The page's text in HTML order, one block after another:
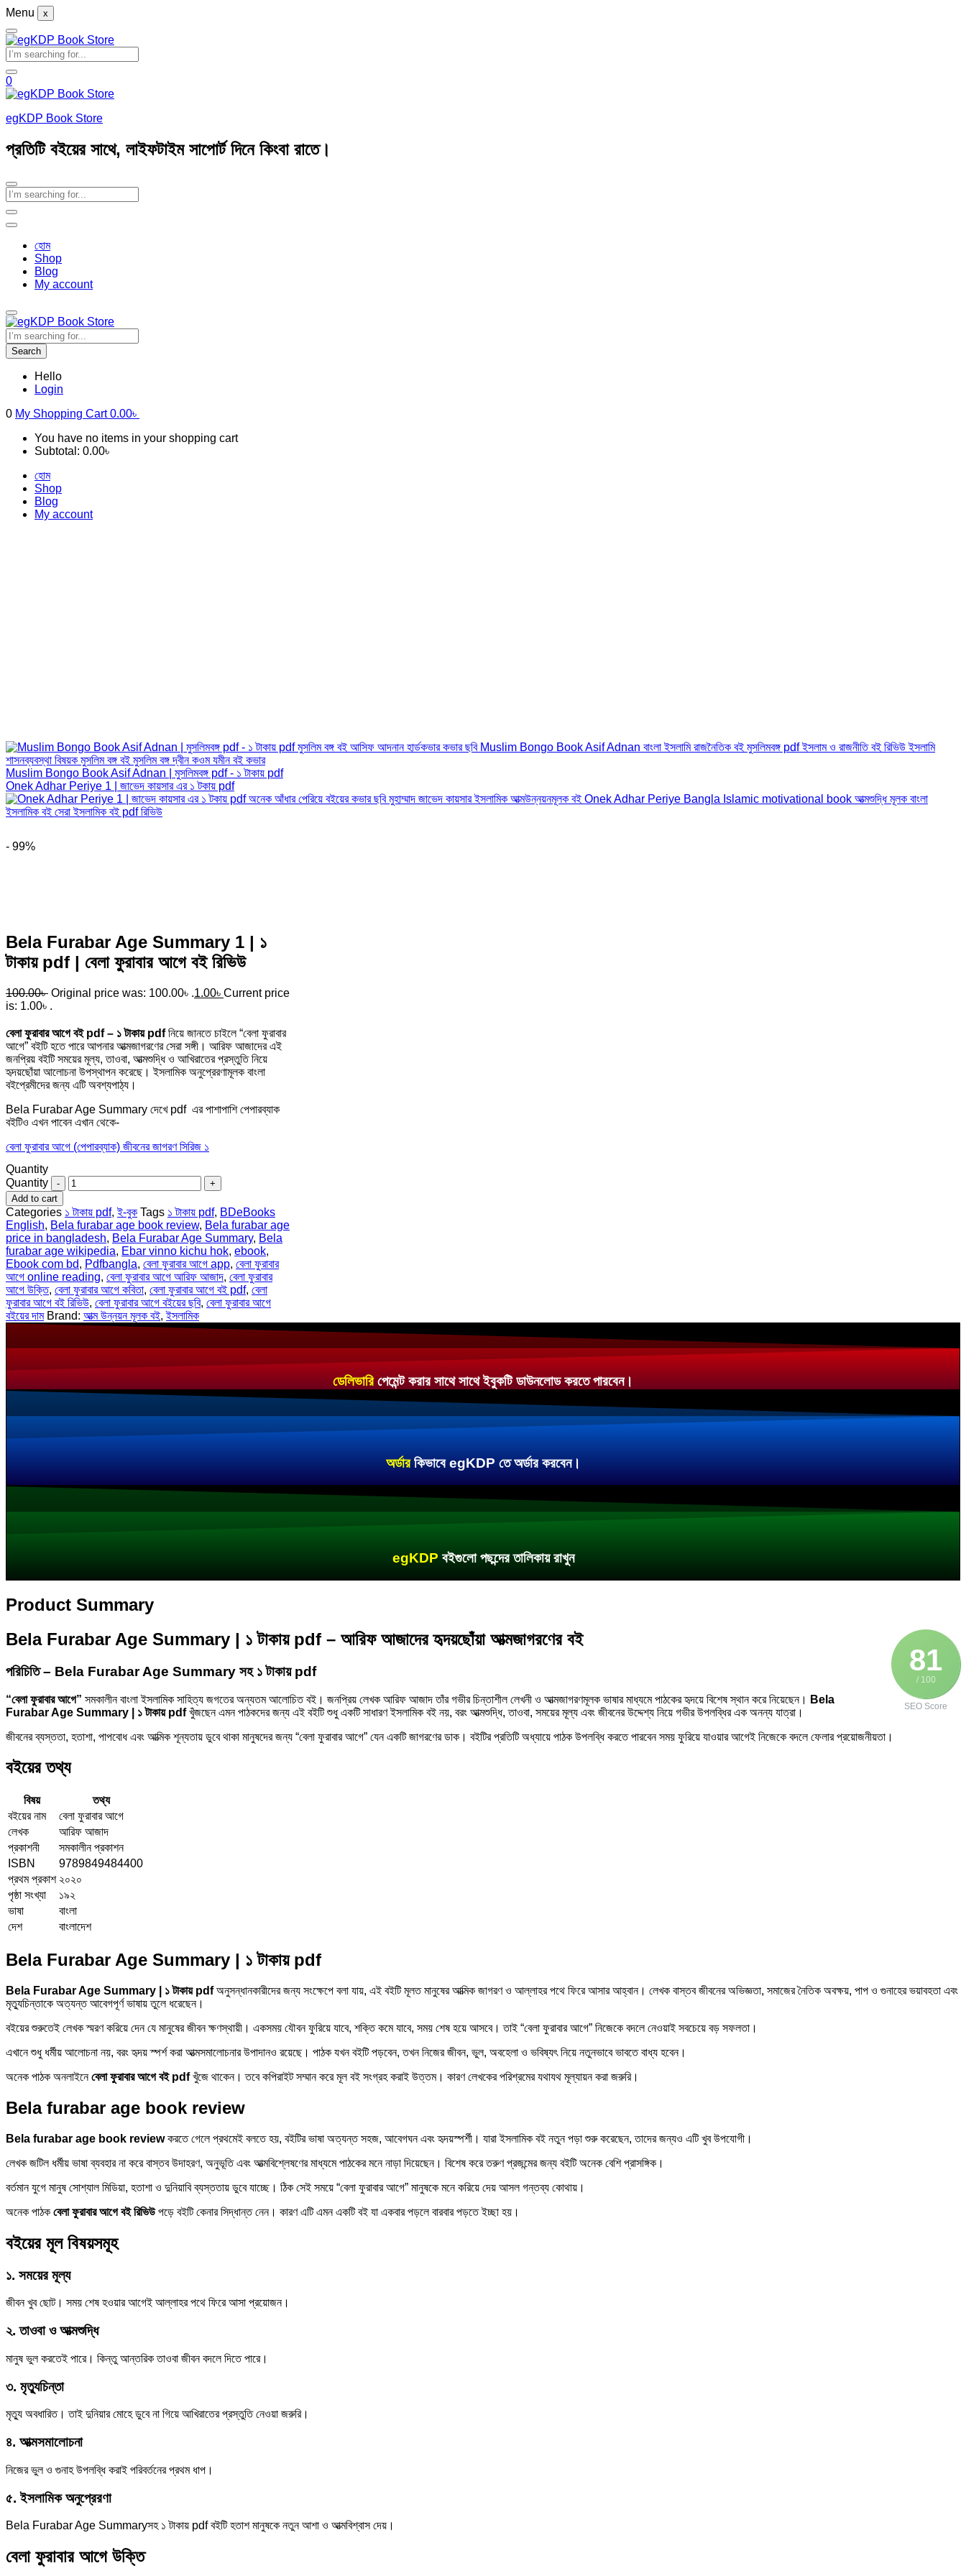
Menu x
0
egKDP Book Store
প্রতিটি বইয়ের সাথে, লাইফটাইম সাপোর্ট দিনে কিংবা রাতে।
হোম
Shop
Blog
My account
Search
Hello
Login
0 My Shopping Cart0.00৳
You have no items in your shopping cart
Subtotal: 0.00৳
হোম
Shop
Blog
My account
Muslim Bongo Book Asif Adnan | মুসলিমবঙ্গ pdf - ১ টাকায় pdf
Onek Adhar Periye 1 | জাভেদ কায়সার এর ১ টকায় pdf
- 99%
Bela Furabar Age Summary 1 | ১
টাকায় pdf | বেলা ফুরাবার আগে বই রিভিউ
100.00৳ Original price was: 100.00৳ .1.00৳ Current price
is: 1.00৳ .
বেলা ফুরাবার আগে বই pdf – ১ টাকায় pdfনিয়ে জানতে চাইলে “বেলা ফুরাবার
আগে” বইটি হতে পারে আপনার আত্মজাগরণের সেরা সঙ্গী। আরিফ আজাদের এই
জনপ্রিয় বইটি সময়ের মূল্য, তাওবা, আত্মশুদ্ধি ও আখিরাতের প্রস্তুতি নিয়ে
হৃদয়ছোঁয়া আলোচনা উপস্থাপন করেছে। ইসলামিক অনুপ্রেরণামূলক বাংলা
বইপ্রেমীদের জন্য এটি অবশ্যপাঠ্য।
Bela Furabar Age Summary দেখে pdf এর পাশাপাশি পেপারব্যাক
বইটিও এখন পাবেন এখান থেকে-
বেলা ফুরাবার আগে (পেপারব্যাক) জীবনের জাগরণ সিরিজ ১
Quantity
Quantity
Add to cart
Categories ১ টাকায় pdf,ই-বুক Tags ১ টাকায় pdf, BDeBooks
English, Bela furabar age book review, Bela furabar age
price in bangladesh, Bela Furabar Age Summary, Bela
furabar age wikipedia, Ebar vinno kichu hok, ebook,
Ebook com bd, Pdfbangla, বেলা ফুরাবার আগে app, বেলা ফুরাবার
আগে online reading, বেলা ফুরাবার আগে আরিফ আজাদ, বেলা ফুরাবার
আগে উক্তি, বেলা ফুরাবার আগে কবিতা, বেলা ফুরাবার আগে বই pdf, বেলা
ফুরাবার আগে বই রিভিউ, বেলা ফুরাবার আগে বইয়ের ছবি, বেলা ফুরাবার আগে
বইয়ের দাম Brand: আত্ম উন্নয়ন মূলক বই,ইসলামিক
ডেলিভারি পেমেন্ট করার সাথে সাথে ইবুকটি ডাউনলোড করতে পারবেন।
অর্ডার কিভাবে egKDP তে অর্ডার করবেন।
egKDP বইগুলো পছন্দের তালিকায় রাখুন
Product Summary
81
/ 100
SEO Score
Bela Furabar Age Summary | ১ টাকায় pdf – আরিফ আজাদের হৃদয়ছোঁয়া আত্মজাগরণের বই
পরিচিতি – Bela Furabar Age Summary সহ ১ টাকায় pdf
“বেলা ফুরাবার আগে” সমকালীন বাংলা ইসলামিক সাহিত্য জগতের অন্যতম আলোচিত বই। জনপ্রিয় লেখক আরিফ আজাদতাঁর গভীর চিন্তাশীল লেখনী ও আত্মজাগরণমূলক ভাষার মাধ্যমে পাঠকের হৃদয়ে বিশেষ স্থান করে নিয়েছেন।
Bela
Furabar Age Summary | ১ টাকায় pdfখুঁজছেন এমন পাঠকদের জন্য এই বইটি শুধু একটি সাধারণ ইসলামিক বই নয়, বরং আত্মশুদ্ধি, তাওবা, সময়ের মূল্য এবং জীবনের উদ্দেশ্য নিয়ে গভীর উপলব্ধির এক অনন্য যাত্রা।
জীবনের ব্যস্ততা, হতাশা, পাপবোধ এবং আত্মিক শূন্যতায় ডুবে থাকা মানুষদের জন্য “বেলা ফুরাবার আগে” যেন একটি জাগরণের ডাক। বইটির প্রতিটি অধ্যায়ে পাঠক উপলব্ধি করতে পারবেন সময় ফুরিয়ে যাওয়ার আগেই নিজেকে বদলে ফেলার প্রয়োজনীয়তা।
বইয়ের তথ্য
বিষয়
তথ্য
বইয়ের নাম
বেলা ফুরাবার আগে
লেখক
আরিফ আজাদ
প্রকাশনী
সমকালীন প্রকাশন
ISBN
9789849484400
প্রথম প্রকাশ ২০২০
পৃষ্ঠা সংখ্যা
১৯২
ভাষা
বাংলা
দেশ
বাংলাদেশ
Bela Furabar Age Summary | ১ টাকায় pdf
Bela Furabar Age Summary | ১ টাকায় pdfঅনুসন্ধানকারীদের জন্য সংক্ষেপে বলা যায়, এই বইটি মূলত মানুষের আত্মিক জাগরণ ও আল্লাহর পথে ফিরে আসার আহ্বান। লেখক বাস্তব জীবনের অভিজ্ঞতা, সমাজের নৈতিক অবক্ষয়, পাপ ও গুনাহের ভয়াবহতা এবং
মৃত্যুচিন্তাকে অত্যন্ত আবেগপূর্ণ ভাষায় তুলে ধরেছেন।
বইয়ের শুরুতেই লেখক স্মরণ করিয়ে দেন যে মানুষের জীবন ক্ষণস্থায়ী। একসময় যৌবন ফুরিয়ে যাবে, শক্তি কমে যাবে, সময় শেষ হয়ে আসবে। তাই “বেলা ফুরাবার আগে” নিজেকে বদলে নেওয়াই সবচেয়ে বড় সফলতা।
এখানে শুধু ধর্মীয় আলোচনা নয়, বরং হৃদয় স্পর্শ করা আত্মসমালোচনার উপাদানও রয়েছে। পাঠক যখন বইটি পড়বেন, তখন নিজের জীবন, ভুল, অবহেলা ও ভবিষ্যৎ নিয়ে নতুনভাবে ভাবতে বাধ্য হবেন।
অনেক পাঠক অনলাইনেবেলা ফুরাবার আগে বই pdfখুঁজে থাকেন। তবে কপিরাইট সম্মান করে মূল বই সংগ্রহ করাই উত্তম। কারণ লেখকের পরিশ্রমের যথাযথ মূল্যায়ন করা জরুরি।
Bela furabar age book review
Bela furabar age book reviewকরতে গেলে প্রথমেই বলতে হয়, বইটির ভাষা অত্যন্ত সহজ, আবেগঘন এবং হৃদয়স্পর্শী। যারা ইসলামিক বই নতুন পড়া শুরু করেছেন, তাদের জন্যও এটি খুব উপযোগী।
লেখক জটিল ধর্মীয় ভাষা ব্যবহার না করে বাস্তব উদাহরণ, অনুভূতি এবং আত্মবিশ্লেষণের মাধ্যমে পাঠকের মনে নাড়া দিয়েছেন। বিশেষ করে তরুণ প্রজন্মের জন্য বইটি অনেক বেশি প্রাসঙ্গিক।
বর্তমান যুগে মানুষ সোশ্যাল মিডিয়া, হতাশা ও দুনিয়াবি ব্যস্ততায় ডুবে যাচ্ছে। ঠিক সেই সময়ে “বেলা ফুরাবার আগে” মানুষকে মনে করিয়ে দেয় আসল গন্তব্য কোথায়।
অনেক পাঠক বেলা ফুরাবার আগে বই রিভিউপড়ে বইটি কেনার সিদ্ধান্ত নেন। কারণ এটি এমন একটি বই যা একবার পড়লে বারবার পড়তে ইচ্ছা হয়।
বইয়ের মূল বিষয়সমূহ
১. সময়ের মূল্য
জীবন খুব ছোট। সময় শেষ হওয়ার আগেই আল্লাহর পথে ফিরে আসা প্রয়োজন।
২. তাওবা ও আত্মশুদ্ধি
মানুষ ভুল করতেই পারে। কিন্তু আন্তরিক তাওবা জীবন বদলে দিতে পারে।
৩. মৃত্যুচিন্তা
মৃত্যু অবধারিত। তাই দুনিয়ার মোহে ডুবে না গিয়ে আখিরাতের প্রস্তুতি নেওয়া জরুরি।
৪. আত্মসমালোচনা
নিজের ভুল ও গুনাহ উপলব্ধি করাই পরিবর্তনের প্রথম ধাপ।
৫. ইসলামিক অনুপ্রেরণা
Bela Furabar Age Summaryসহ ১ টাকায় pdf বইটি হতাশ মানুষকে নতুন আশা ও আত্মবিশ্বাস দেয়।
বেলা ফুরাবার আগে উক্তি